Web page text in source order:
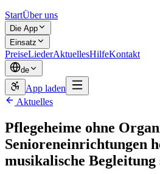
StartÜber uns
Die App
Einsatz
PreiseLiederAktuellesHilfeKontakt
de
App laden
Aktuelles
Pflegeheime ohne
Senioreneinrichtungen
musikalische Begleitung